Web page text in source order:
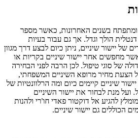
ומתפתח בשנים האחרונות, כאשר מספר
הולך וגדל. אך גם עבור בעיות
של יישור שיניים, ניתן כיום לבצע דרך מגוון
מחפשים אחר יישור שיניים בקריות או
של סוגי טיפול. לכן הרבה לפני הבחירה
הצעת מחיר מרופא השיניים המשפחתי,
שיניים קיימים כיום ומה הרלוונטיות של
ועל מנת לבחור את יישור השיניים
להגיע אל דוקטור פאדי חו'רי ולהנות
הכוללים גם יישור שיניים.